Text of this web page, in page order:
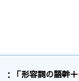
： 「形容詞の語幹＋